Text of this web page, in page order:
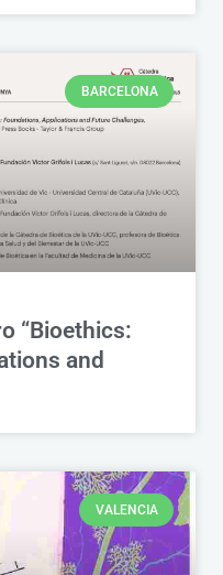
BARCELONA
“Bioethics:
and
VALENCIA